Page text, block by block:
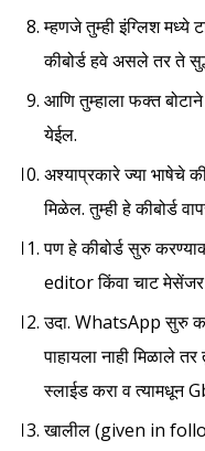
म्हणजे तुम्ही इंग्लिश मध्ये
कीबोर्ड हवे असले तर ते
आणि तुम्हाला फक्त
येईल.
अश्याप्रकारे ज्या भाषेचे
मिळेल. तुम्ही हे कीबोर्ड
पण हे कीबोर्ड सुरु
editor किंवा चाट मेसेंजर
उदा. WhatsApp सुरु
पाहायला नाही मिळाले
स्लाईड करा व त्यामधून
खालील (given in